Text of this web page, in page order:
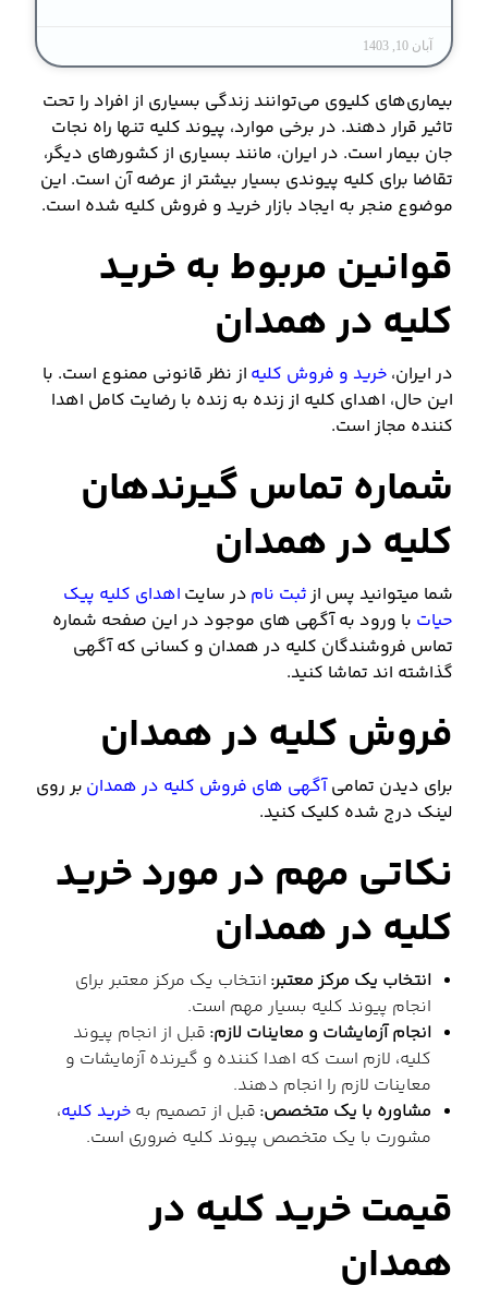
آبان 10, 1403
بیماری‌های کلیوی می‌توانند زندگی بسیاری از افراد را تحت
تاثیر قرار دهند. در برخی موارد، پیوند کلیه تنها راه نجات
جان بیمار است. در ایران، مانند بسیاری از کشورهای دیگر،
تقاضا برای کلیه پیوندی بسیار بیشتر از عرضه آن است. این
موضوع منجر به ایجاد بازار خرید و فروش کلیه شده است.
قوانین مربوط به خرید
کلیه در همدان
در ایران، خرید و فروش کلیه از نظر قانونی ممنوع است. با
این حال، اهدای کلیه از زنده به زنده با رضایت کامل اهدا
کننده مجاز است.
شماره تماس گیرندهان
کلیه در همدان
شما میتوانید پس ازثبت نام در سایت اهدای کلیه پیک
حیات با ورود به آگهی های موجود در این صفحه شماره
تماس فروشندگان کلیه در همدان و کسانی که آگهی
گذاشته اند تماشا کنید.
فروش کلیه در همدان
برای دیدن تمامیآگهی های فروش کلیه در همدان بر روی
لینک درج شده کلیک کنید.
نکاتی مهم در مورد خرید
کلیه در همدان
انتخاب یک مرکز معتبر: انتخاب یک مرکز معتبر برای
انجام پیوند کلیه بسیار مهم است.
انجام آزمایشات و معاینات لازم: قبل از انجام پیوند
کلیه، لازم است که اهدا کننده و گیرنده آزمایشات و
معاینات لازم را انجام دهند.
مشاوره با یک متخصص: قبل از تصمیم به خرید کلیه،
مشورت با یک متخصص پیوند کلیه ضروری است.
قیمت خرید کلیه در
همدان